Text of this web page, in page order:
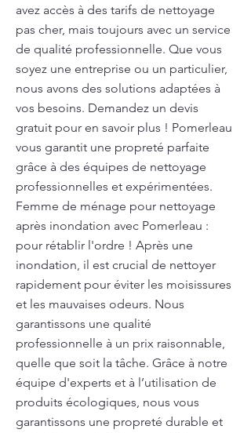
avez accès à des tarifs de nettoyage
pas cher, mais toujours avec un service
de qualité professionnelle. Que vous
soyez une entreprise ou un particulier,
nous avons des solutions adaptées à
vos besoins. Demandez un devis
gratuit pour en savoir plus ! Pomerleau
vous garantit une propreté parfaite
grâce à des équipes de nettoyage
professionnelles et expérimentées.
Femme de ménage pour nettoyage
après inondation avec Pomerleau :
pour rétablir l'ordre ! Après une
inondation, il est crucial de nettoyer
rapidement pour éviter les moisissures
et les mauvaises odeurs. Nous
garantissons une qualité
professionnelle à un prix raisonnable,
quelle que soit la tâche. Grâce à notre
équipe d'experts et à l’utilisation de
produits écologiques, nous vous
garantissons une propreté durable et